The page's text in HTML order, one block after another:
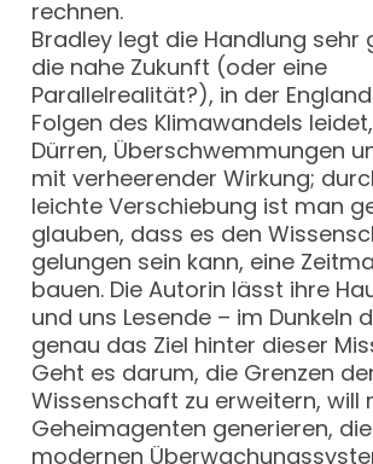
rechnen.
Bradley legt die Handlung sehr
die nahe Zukunft (oder eine
Parallelrealität?), in der
Folgen des Klimawandels
Dürren, Überschwemmungen
mit verheerender Wirkung;
leichte Verschiebung ist man
glauben, dass es den
gelungen sein kann, eine
bauen. Die Autorin lässt ihre
und uns Lesende – im Dunkeln
genau das Ziel hinter dieser
Geht es darum, die Grenzen
Wissenschaft zu erweitern, will
Geheimagenten generieren,
modernen